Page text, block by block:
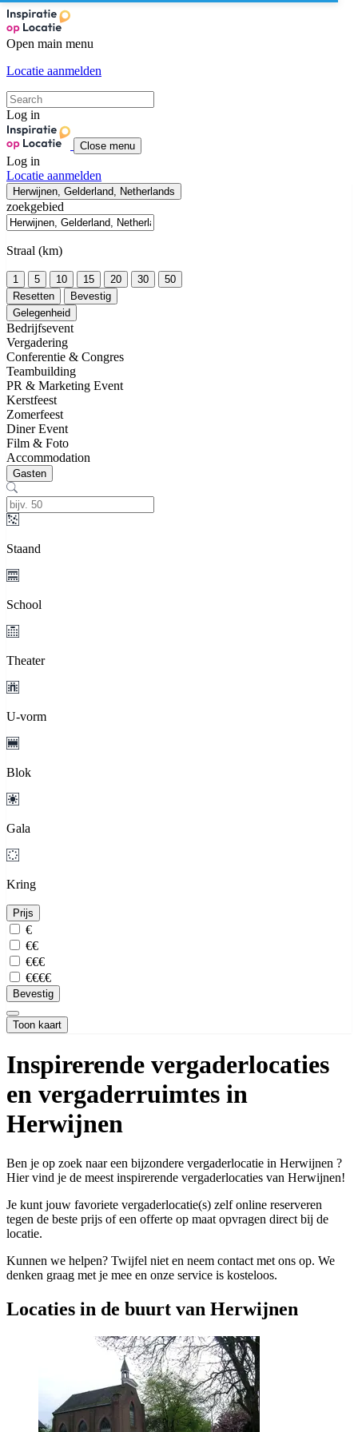
Open main menu
Locatie aanmelden
Log in
Close menu
Log in
Locatie aanmelden
Herwijnen, Gelderland, Netherlands
zoekgebied
Straal (km)
1 5 10 15 20 30
50
Resetten
Bevestig
Gelegenheid
Bedrijfsevent
Vergadering
Conferentie & Congres
Teambuilding
PR & Marketing Event
Kerstfeest
Zomerfeest
Diner Event
Film & Foto
Accommodation
Gasten
Staand
School
Theater
U-vorm
Blok
Gala
Kring
Prijs
€
€€
€€€
€€€€
Bevestig
Toon kaart
Inspirerende vergaderlocaties
en vergaderruimtes in
Herwijnen
Ben je op zoek naar een bijzondere vergaderlocatie in Herwijnen ?
Hier vind je de meest inspirerende vergaderlocaties van Herwijnen!
Je kunt jouw favoriete vergaderlocatie(s) zelf online reserveren
tegen de beste prijs of een offerte op maat opvragen direct bij de
locatie.
Kunnen we helpen? Twijfel niet en neem contact met ons op. We
denken graag met je mee en onze service is kosteloos.
Locaties in de buurt van Herwijnen